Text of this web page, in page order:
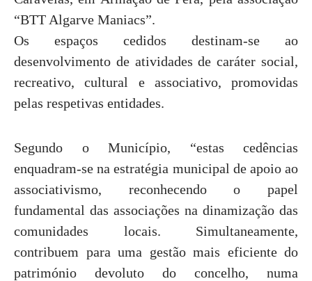
“BTT Algarve Maniacs”.
Os espaços cedidos destinam-se ao
desenvolvimento de atividades de caráter social,
recreativo, cultural e associativo, promovidas
pelas respetivas entidades.
Segundo o Município, “estas cedências
enquadram-se na estratégia municipal de apoio ao
associativismo, reconhecendo o papel
fundamental das associações na dinamização das
comunidades locais. Simultaneamente,
contribuem para uma gestão mais eficiente do
património devoluto do concelho, numa